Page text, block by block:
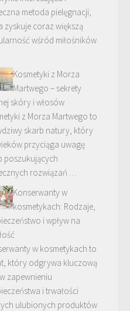
metoda pielęgnacji,
zyskuje coraz większą
wśród miłośników
Kosmetyki z Morza
Martwego – sekrety
skóry i włosów
z Morza Martwego to
skarb natury, który
przyciąga uwagę
poszukujących
rozwiązań …
Konserwanty w
kosmetykach: Rodzaje,
i wpływ na
w kosmetykach to
który odgrywa kluczową
zapewnieniu
i trwałości
ulubionych produktów